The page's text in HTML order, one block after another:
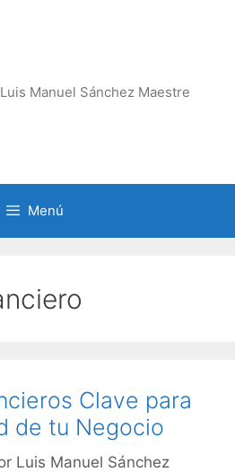
Luis Manuel Sánchez Maestre
Menú
Clave para
de tu Negocio
Luis Manuel Sánchez